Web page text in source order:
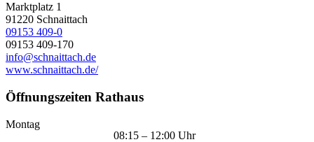
Marktplatz 1
91220 Schnaittach
09153 409-0
09153 409-170
info@schnaittach.de
www.schnaittach.de/
Öffnungszeiten Rathaus
Montag
08:15 – 12:00 Uhr